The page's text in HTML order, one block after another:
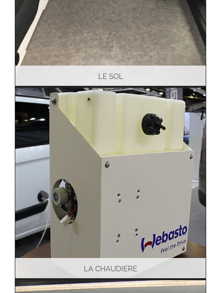
LE SOL
LA CHAUDIERE